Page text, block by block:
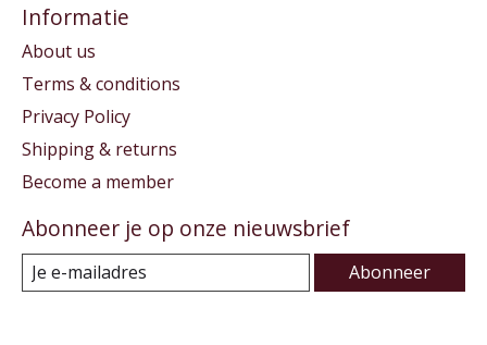
Informatie
About us
Terms & conditions
Privacy Policy
Shipping & returns
Become a member
Abonneer je op onze nieuwsbrief
Abonneer